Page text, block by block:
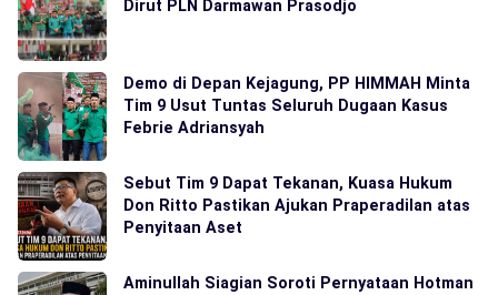
Dirut PLN Darmawan Prasodjo
Demo di Depan Kejagung, PP HIMMAH Minta
Tim 9 Usut Tuntas Seluruh Dugaan Kasus
Febrie Adriansyah
Sebut Tim 9 Dapat Tekanan, Kuasa Hukum
Don Ritto Pastikan Ajukan Praperadilan atas
Penyitaan Aset
Aminullah Siagian Soroti Pernyataan Hotman